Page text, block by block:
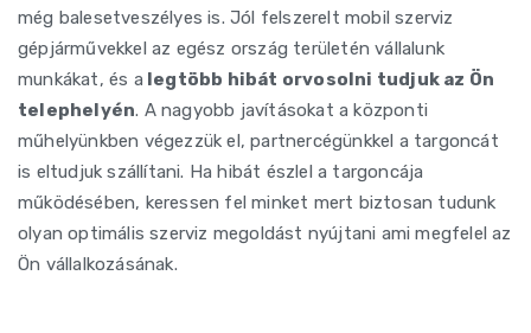
még balesetveszélyes is. Jól felszerelt mobil szerviz
gépjárművekkel az egész ország területén vállalunk
munkákat, és a legtöbb hibát orvosolni tudjuk az Ön
telephelyén. A nagyobb javításokat a központi
műhelyünkben végezzük el, partnercégünkkel a targoncát
is eltudjuk szállítani. Ha hibát észlel a targoncája
működésében, keressen fel minket mert biztosan tudunk
olyan optimális szerviz megoldást nyújtani ami megfelel az
Ön vállalkozásának.